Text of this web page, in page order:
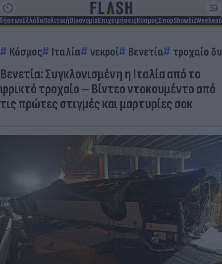
ΕλλάδαΠολιτικήΟικονομίαΕπιχειρήσειςΚόσμοςΣπορShowbizWeekend
Κόσμος Ιταλία νεκροί Βενετία τροχαίο
Βενετία: Συγκλονισμένη η Ιταλία από το
φρικτό τροχαίο – Βίντεο ντοκουμέντο από
τις πρώτες στιγμές και μαρτυρίες σοκ